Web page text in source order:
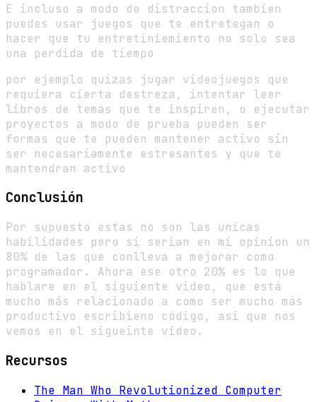
E incluso a modo de distraccion tambien
puedes usar juegos que te entretegan o
hacer que tu entretiniemiento no solo sea
una perdida de tiempo
por ejemplo quizas jugar videojuegos que
requiera cierta destreza, intentar leer
libros de temas que te inspiren, o ejecutar
proyectos a modo de prueba pueden ser
formas que te pueden mantener activo sin
ser necesariamente estresantes y que te
mantendran activo
Conclusión
Por supuesto estas no son las unicas
habilidades pero si serian en mi opinion un
80% de las que conlleva a mejorar como
programador. Ahora ese otro 20% es lo que
hablare en el siguiente video, que está
mucho más relacionado a como ser mucho más
productivo escribieno código, asi que nos
vemos en el sigueinte video.
Recursos
The Man Who Revolutionized Computer